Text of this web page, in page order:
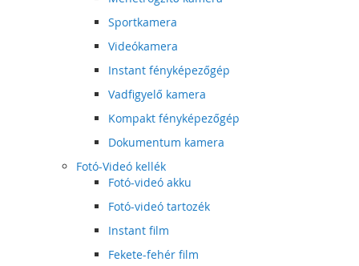
Sportkamera
Videókamera
Instant fényképezőgép
Vadfigyelő kamera
Kompakt fényképezőgép
Dokumentum kamera
Fotó-Videó kellék
Fotó-videó akku
Fotó-videó tartozék
Instant film
Fekete-fehér film